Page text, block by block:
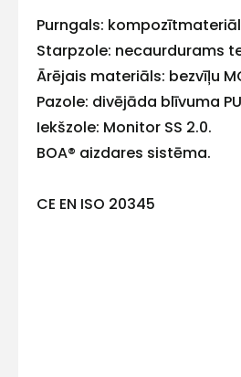
Purngals:
Starpzole: necaurdurams
Ārējais materiāls: bezvīļu
Pazole: divējāda blīvuma
Iekšzole: Monitor SS 2.0.
BOA® aizdares sistēma.
CE EN ISO 20345
E-